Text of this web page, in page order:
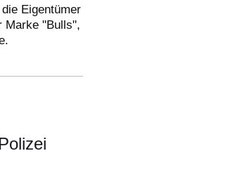
Eigentümer
Marke "Bulls",